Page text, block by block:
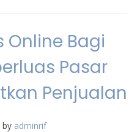
Online Bagi
Pasar
Penjualan
by adminrif